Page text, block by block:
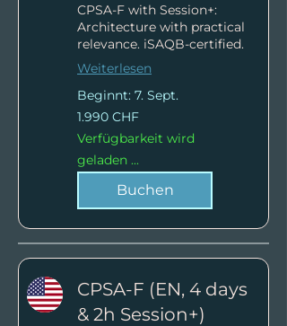
CPSA-F with Session+:
Architecture with practical
relevance. iSAQB-certified.
Weiterlesen
Beginnt: 7. Sept.
1.990
Schweizer
Franken
1.990 CHF
Verfügbarkeit wird
geladen ...
Buchen
CPSA-F (EN, 4 days
& 2h Session+)